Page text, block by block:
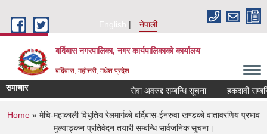
English
नेपाली
बर्दिबास नगरपालिका, नगर कार्यपालिकाको कार्यालय
बर्दिवास, महोत्तरी, मधेश प्रदेश
समाचार सेवा अवरुद्द सम्बन्धि सूचना हकदावी
You are here
Home » मेचि-महाकाली विधुतिय रेलमार्गको बर्दिबास-ईनरुवा खण्डको वातावरणिय प्रभाव
मुल्याङ्कन प्रतिवेदन तयारी सम्बन्धि सार्वजनिक सूचना।